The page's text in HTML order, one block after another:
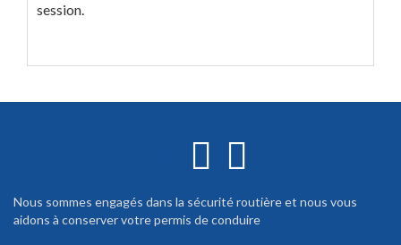
session.
Nous sommes engagés dans la sécurité routière et nous vous
aidons à conserver votre permis de conduire